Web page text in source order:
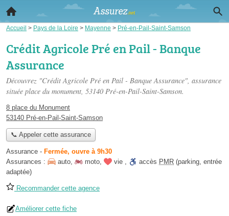
Accueil > Pays de la Loire > Mayenne > Pré-en-Pail-Saint-Samson
Crédit Agricole Pré en Pail - Banque
Assurance
Découvrez "Crédit Agricole Pré en Pail - Banque Assurance", assurance
située place du monument, 53140 Pré-en-Pail-Saint-Samson.
8 place du Monument
53140 Pré-en-Pail-Saint-Samson
📞 Appeler cette assurance
Assurance - Fermée, ouvre à 9h30
Assurances :
auto, moto, vie , accès PMR (parking, entrée
adaptée)
Recommander cette agence
Améliorer cette fiche